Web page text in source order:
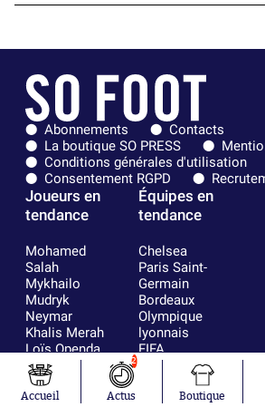
Abonnements
Contacts
La boutique SO PRESS
Conditions générales d'utilisation
Consentement RGPD
Joueurs en
tendance
Mohamed
Salah
Mykhailo
Mudryk
Neymar
Khalis Merah
Loïs Openda
Moussa
Niakhaté
Nicolás
Équipes en
tendance
Chelsea
Paris Saint-
Germain
Bordeaux
Olympique
lyonnais
FIFA
Real Madrid
RC Strasbourg
AC Milan
Accueil
2
Actus Boutique